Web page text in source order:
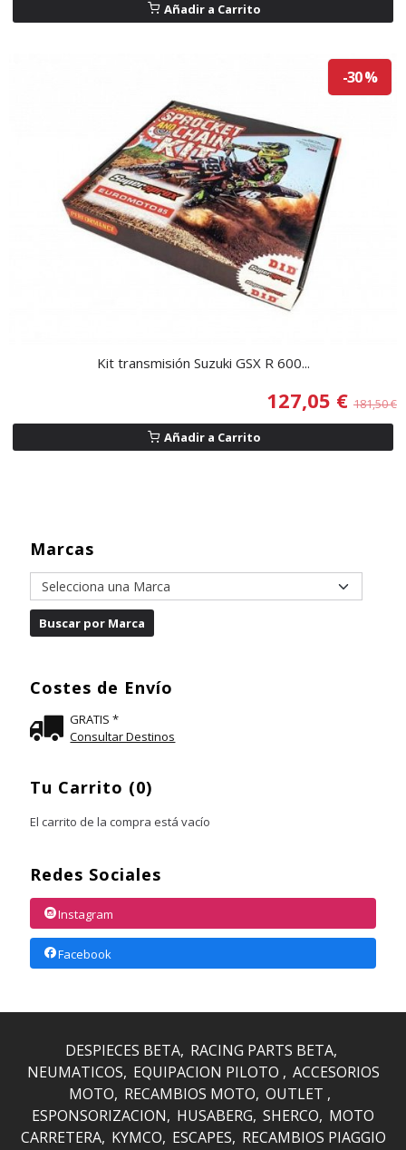
Marcas
Costes de Envío
GRATIS *
Consultar Destinos
Tu Carrito (0)
El carrito de la compra está vacío
Redes Sociales
Instagram
Facebook
Añadir a Carrito
-30 %
Kit transmisión Suzuki GSX R 600...
127,05 € 181,50 €
Añadir a Carrito
DESPIECES BETA RACING PARTS BETA
NEUMATICOS EQUIPACION PILOTO
ACCESORIOS
MOTO RECAMBIOS MOTO OUTLET
ESPONSORIZACION
HUSABERG SHERCO MOTO
CARRETERA KYMCO ESCAPES RECAMBIOS PIAGGIO